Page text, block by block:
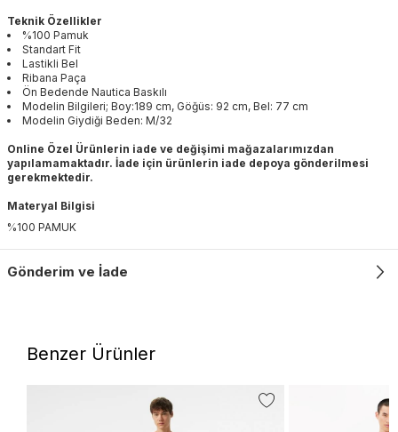
Teknik Özellikler
%100 Pamuk
Standart Fit
Lastikli Bel
Ribana Paça
Ön Bedende Nautica Baskılı
Modelin Bilgileri; Boy:189 cm, Göğüs: 92 cm, Bel: 77 cm
Modelin Giydiği Beden: M/32
Online Özel Ürünlerin iade ve değişimi mağazalarımızdan
yapılamamaktadır. İade için ürünlerin iade depoya gönderilmesi
gerekmektedir.
Materyal Bilgisi
%100 PAMUK
Gönderim ve İade
Benzer Ürünler